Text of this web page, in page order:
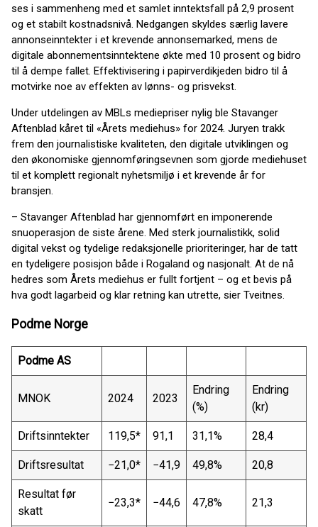
ses i sammenheng med et samlet inntektsfall på 2,9 prosent
og et stabilt kostnadsnivå. Nedgangen skyldes særlig lavere
annonseinntekter i et krevende annonsemarked, mens de
digitale abonnementsinntektene økte med 10 prosent og bidro
til å dempe fallet. Effektivisering i papirverdikjeden bidro til å
motvirke noe av effekten av lønns- og prisvekst.
Under utdelingen av MBLs mediepriser nylig ble Stavanger
Aftenblad kåret til «Årets mediehus» for 2024. Juryen trakk
frem den journalistiske kvaliteten, den digitale utviklingen og
den økonomiske gjennomføringsevnen som gjorde mediehuset
til et komplett regionalt nyhetsmiljø i et krevende år for
bransjen.
– Stavanger Aftenblad har gjennomført en imponerende
snuoperasjon de siste årene. Med sterk journalistikk, solid
digital vekst og tydelige redaksjonelle prioriteringer, har de tatt
en tydeligere posisjon både i Rogaland og nasjonalt. At de nå
hedres som Årets mediehus er fullt fortjent – og et bevis på
hva godt lagarbeid og klar retning kan utrette, sier Tveitnes.
Podme Norge
Podme AS
MNOK 2024 2023
Endring
(%)
Endring
(kr)
Driftsinntekter 119,5* 91,1 31,1% 28,4
Driftsresultat −21,0* −41,9 49,8% 20,8
Resultat før
skatt
−23,3* −44,6 47,8% 21,3